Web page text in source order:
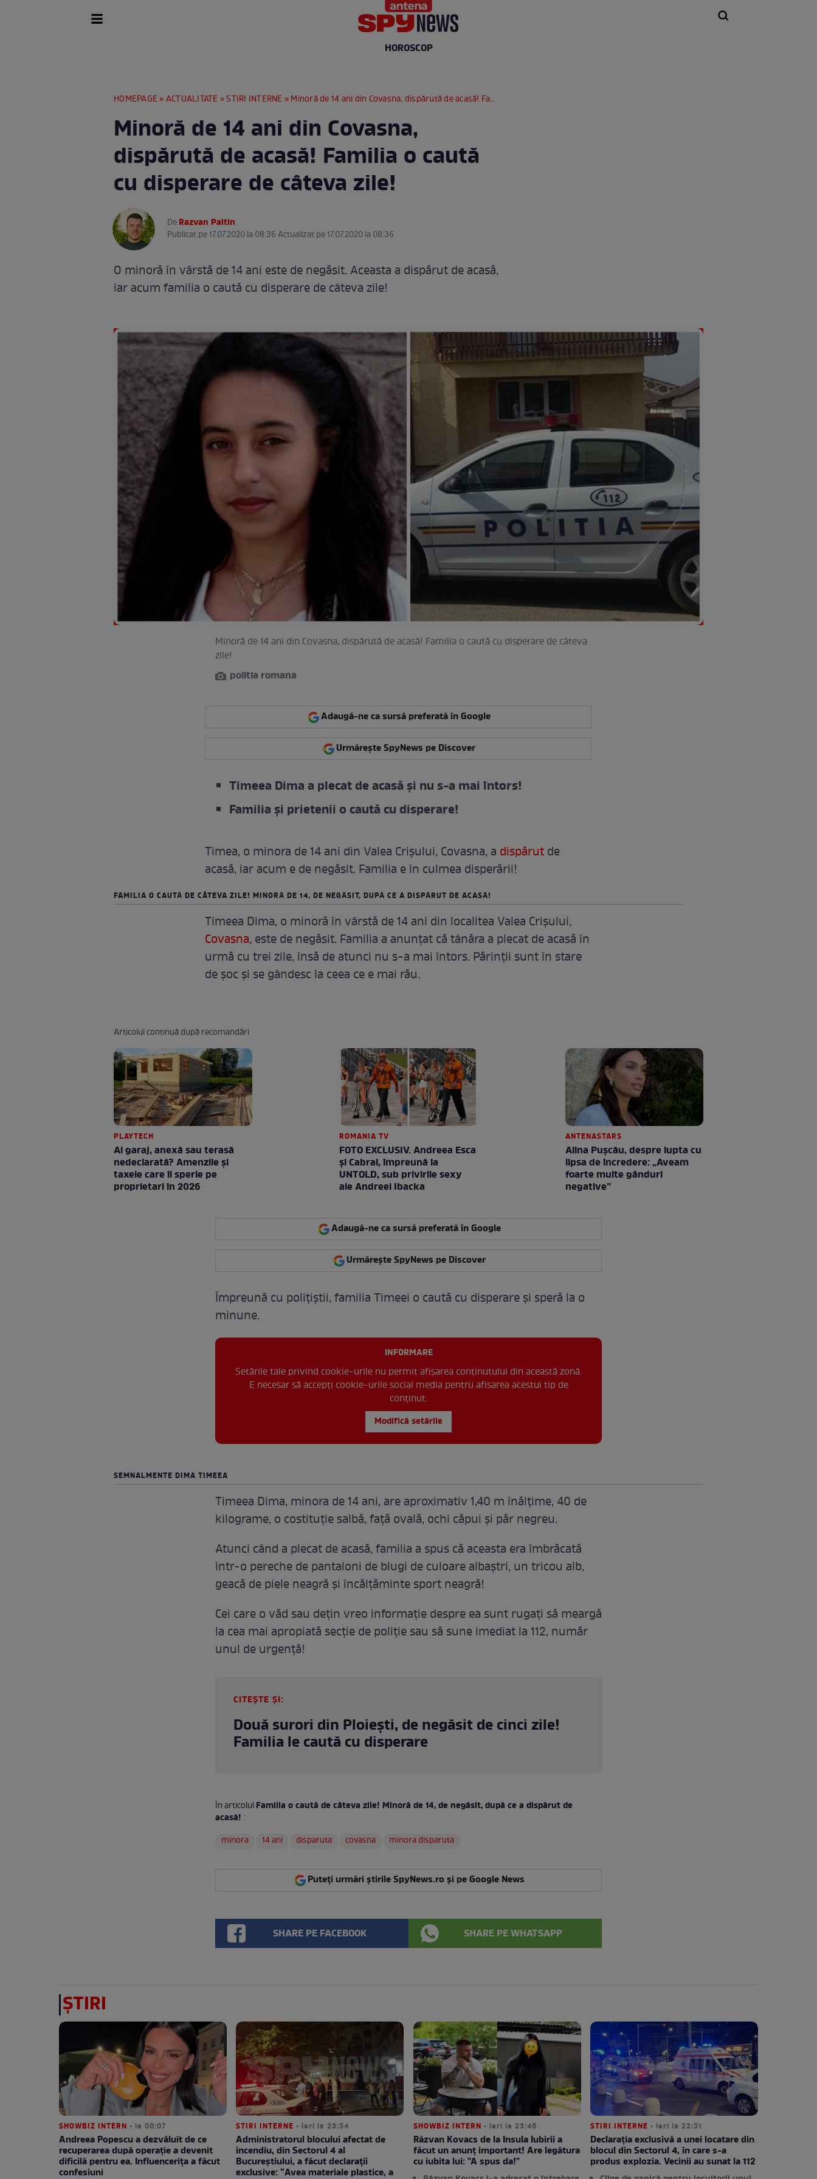
HOROSCOP
HOMEPAGE »ACTUALITATE »STIRI INTERNE » Minoră de 14 ani din Covasna, dispărută de acasă! Familia o caută cu disperare de câteva zile!
Minoră de 14 ani din Covasna,
dispărută de acasă! Familia o caută
cu disperare de câteva zile!
DeRazvan Paltin.
Publicat pe 17.07.2020 la 08:36 Actualizat pe 17.07.2020 la 08:36
O minoră în vârstă de 14 ani este de negăsit. Aceasta a dispărut de acasă,
iar acum familia o caută cu disperare de câteva zile!
Minoră de 14 ani din Covasna, dispărută de acasă! Familia o caută cu disperare de câteva
zile!
politia romana
Adaugă-ne ca sursă preferată în Google
Urmărește SpyNews pe Discover
Timeea Dima a plecat de acasă și nu s-a mai întors!
Familia și prietenii o caută cu disperare!
Timea, o minora de 14 ani din Valea Crișului, Covasna, a dispărutde
acasă, iar acum e de negăsit. Familia e în culmea disperării!
FAMILIA O CAUTĂ DE CÂTEVA ZILE! MINORĂ DE 14, DE NEGĂSIT, DUPĂ CE A DISPĂRUT DE ACASĂ!
Timeea Dima, o minoră în vârstă de 14 ani din localitea Valea Crișului,
Covasna, este de negăsit. Familia a anunțat că tânăra a plecat de acasă în
urmă cu trei zile, însă de atunci nu s-a mai întors. Părinții sunt în stare
de șoc și se gândesc la ceea ce e mai rău.
Articolul continuă după recomandări
PLAYTECH
Ai garaj, anexă sau terasă
nedeclarată? Amenzile și
taxele care îi sperie pe
proprietari în 2026
ROMANIA TV
FOTO EXCLUSIV. Andreea Esca
şi Cabral, împreună la
UNTOLD, sub privirile sexy
ale Andreei Ibacka
ANTENASTARS
Alina Pușcău, despre lupta cu
lipsa de încredere: „Aveam
foarte multe gânduri
negative”
Adaugă-ne ca sursă preferată în Google
Urmărește SpyNews pe Discover
Împreună cu polițiștii, familia Timeei o caută cu disperare și speră la o
minune.
INFORMARE
Setările tale privind cookie-urile nu permit afișarea conținutului din această zonă.
E necesar să accepți cookie-urile social media pentru afisarea acestui tip de
conținut.
Modifică setările
SEMNALMENTE DIMA TIMEEA
Timeea Dima, minora de 14 ani, are aproximativ 1,40 m înălțime, 40 de
kilograme, o costituție salbă, față ovală, ochi căpui și păr negreu.
Atunci când a plecat de acasă, familia a spus că aceasta era îmbrăcată
într-o pereche de pantaloni de blugi de culoare albaștri, un tricou alb,
geacă de piele neagră și încălțăminte sport neagră!
Cei care o văd sau dețin vreo informație despre ea sunt rugați să meargă
la cea mai apropiată secție de poliție sau să sune imediat la 112, număr
unul de urgență!
CITEȘTE ȘI:
Două surori din Ploiești, de negăsit de cinci zile!
Familia le caută cu disperare
În articolulFamilia o caută de câteva zile! Minoră de 14, de negăsit, după ce a dispărut de
acasă! :
minora
14 ani disparuta covasna minora disparuta
Puteți urmări știrile SpyNews.ro și pe Google News
SHARE PE FACEBOOK SHARE PE WHATSAPP
ȘTIRI
SHOWBIZ INTERN • la 00:07
Andreea Popescu a dezvăluit de ce
recuperarea după operație a devenit
dificilă pentru ea. Influencerița a făcut
confesiuni
STIRI INTERNE • ieri la 23:54
Administratorul blocului afectat de
incendiu, din Sectorul 4 al
Bucureștiului, a făcut declarații
exclusive: ”Avea materiale plastice, a
SHOWBIZ INTERN • ieri la 23:46
Răzvan Kovacs de la Insula Iubirii a
făcut un anunț important! Are legătura
cu iubita lui: "A spus da!"
STIRI INTERNE • ieri la 22:51
Declarația exclusivă a unei locatare din
blocul din Sectorul 4, în care s-a
produs explozia. Vecinii au sunat la 112